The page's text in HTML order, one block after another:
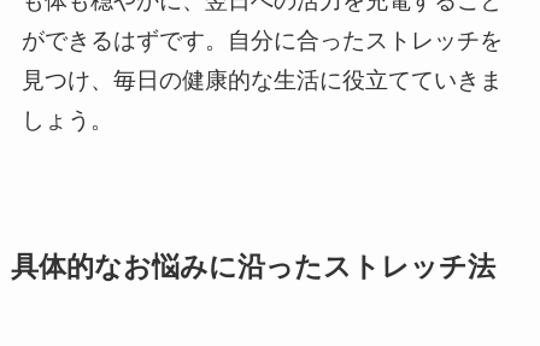
ができるはずです。自分に合ったストレッチを
見つけ、毎日の健康的な生活に役立てていきま
しょう。
具体的なお悩みに沿ったストレッチ法